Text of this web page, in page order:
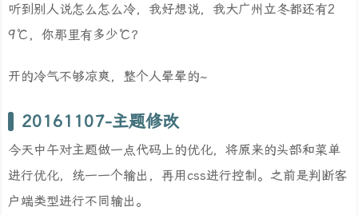
听到别人说怎么怎么冷，我好想说，我大广州立冬都还有2
9℃，你那里有多少℃？
开的冷气不够凉爽，整个人晕晕的~
20161107-主题修改
今天中午对主题做一点代码上的优化，将原来的头部和菜单
进行优化，统一一个输出，再用css进行控制。之前是判断客
户端类型进行不同输出。